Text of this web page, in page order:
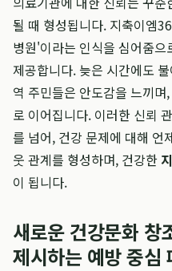
될 때 형성됩니다. 지축이엠
병원'이라는 인식을 심어줌
제공합니다. 늦은 시간에도
역 주민들은 안도감을 느끼
로 이어집니다. 이러한 신뢰
를 넘어, 건강 문제에 대해 언
웃 관계를 형성하며, 건강한
이 됩니다.
새로운 건강문화 창
제시하는 예방 중심